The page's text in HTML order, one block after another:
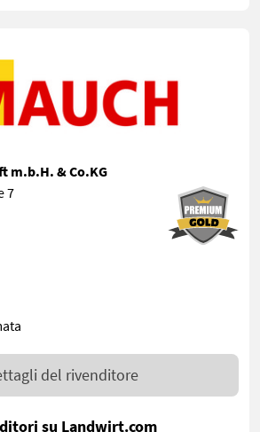
m.b.H. & Co.KG
7
del rivenditore
su Landwirt.com